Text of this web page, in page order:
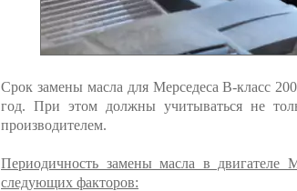
Срок замены масла для Мерседеса В-класс
год. При этом должны учитываться не
производителем.
Периодичность замены масла в двигателе
следующих факторов: